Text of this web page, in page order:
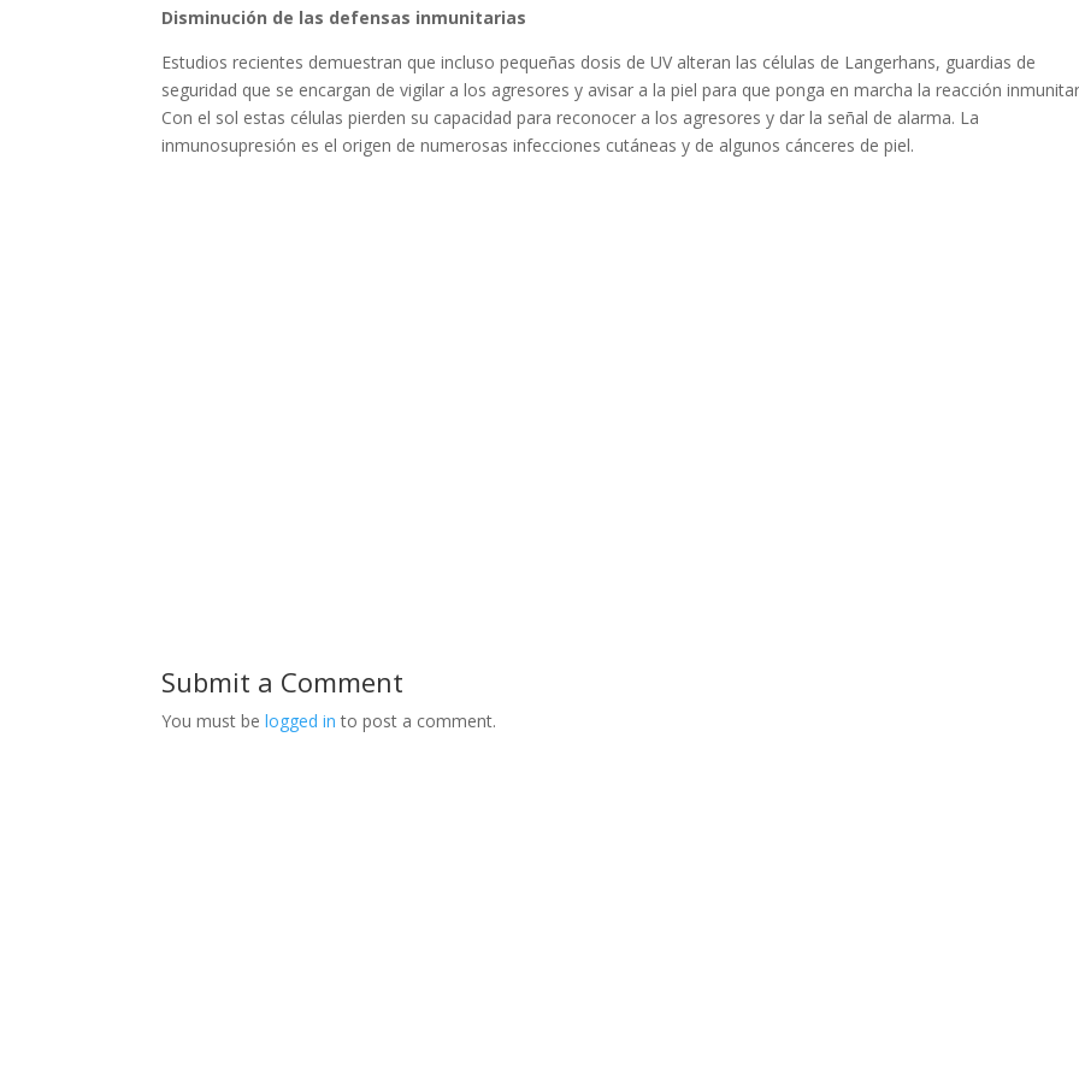
Disminución de las defensas inmunitarias
Estudios recientes demuestran que incluso pequeñas dosis de UV alteran las células de Langerhans, guardias de
seguridad que se encargan de vigilar a los agresores y avisar a la piel para que ponga en marcha la reacción
Con el sol estas células pierden su capacidad para reconocer a los agresores y dar la señal de alarma. La
inmunosupresión es el origen de numerosas infecciones cutáneas y de algunos cánceres de piel.
Submit a Comment
You must belogged in to post a comment.